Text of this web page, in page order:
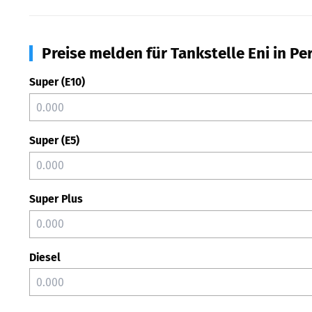
Preise melden für Tankstelle Eni in
Super (E10)
Super (E5)
Super Plus
Diesel